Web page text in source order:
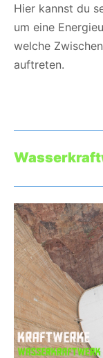
Hier kannst du
um eine
welche
auftreten.